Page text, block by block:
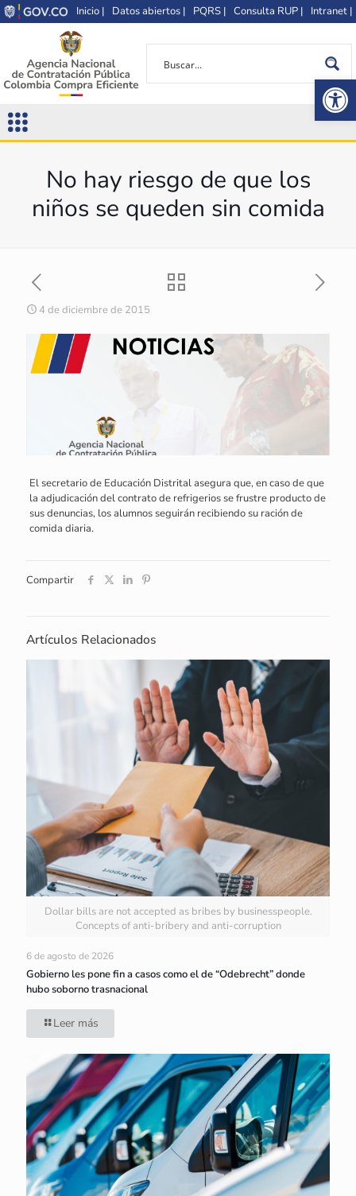
Inicio | Datos abiertos | PQRS | Consulta RUP | Intranet |
No hay riesgo de que los
niños se queden sin comida
4 de diciembre de 2015
El secretario de Educación Distrital asegura que, en caso de que
la adjudicación del contrato de refrigerios se frustre producto de
sus denuncias, los alumnos seguirán recibiendo su ración de
comida diaria.
Compartir
Artículos Relacionados
Dollar bills are not accepted as bribes by businesspeople.
Concepts of anti-bribery and anti-corruption
6 de agosto de 2026
Gobierno les pone fin a casos como el de “Odebrecht” donde
hubo soborno trasnacional
Leer más